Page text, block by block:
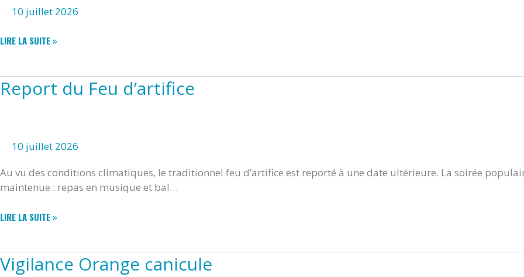
10 juillet 2026
NOCTURNES
LIRE LA SUITE »
Report du Feu d’artifice
10 juillet 2026
Au vu des conditions climatiques, le traditionnel feu d’artifice est reporté à une date ultérieure. La soirée
maintenue : repas en musique et bal…
REPORT
D’ARTIFICE
LIRE LA SUITE »
Vigilance Orange canicule